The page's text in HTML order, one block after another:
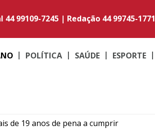
44 99109-7245 | Redação 44 99745-1771
POLÍTICA SAÚDE ESPORTE
de 19 anos de pena a cumprir